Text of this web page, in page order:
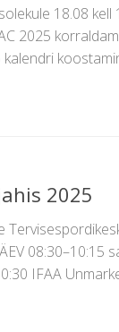
18.08
2025
2025
08:30–10:15
IFAA